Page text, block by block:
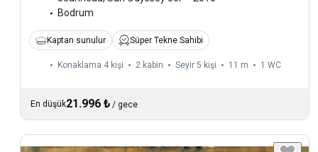
Bodrum
Kaptan sunulur Süper Tekne Sahibi
Konaklama 4 kişi 2 kabin Seyir 5 kişi 11 m 1 WC
En düşük21.996 ₺ / gece